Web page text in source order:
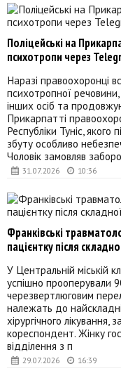
31.07.2026 10:36
Поліцейські на
психотропи через
Наразі правоохоронці
психотропної
інших осіб та
Прикарпатті
Республіки Туніс, якого
збуту особливо
Чоловік замовляв заборо
29.07.2026 16:39
Франківські
пацієнтку після
У Центральній міській
успішно прооперували
черезвертлюговим
належать до
хірургічного
кореспондент. Жінку
відділення з п